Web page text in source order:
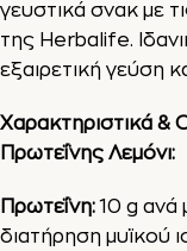
γευστικά σνακ με
της Herbalife.
εξαιρετική γεύση
Χαρακτηριστικά &
Πρωτεΐνης Λεμόνι:
Πρωτεΐνη:10 g ανά
διατήρηση μυϊκού